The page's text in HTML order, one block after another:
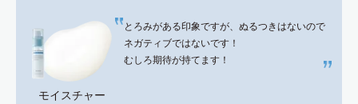
モイスチャー
とろみがある印象ですが、ぬるつきはないので
ネガティブではないです！
むしろ期待が持てます！